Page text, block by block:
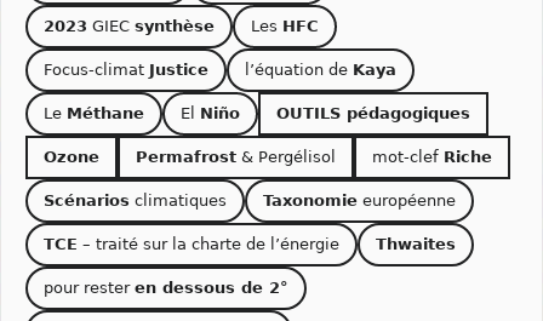
2023 GIEC synthèse Les HFC
Focus-climat Justice l’équation de Kaya
Le Méthane El Niño OUTILS pédagogiques
Ozone Permafrost & Pergélisol mot-clef Riche
Scénarios climatiques Taxonomie européenne
TCE – traité sur la charte de l’énergie Thwaites
pour rester en dessous de 2°